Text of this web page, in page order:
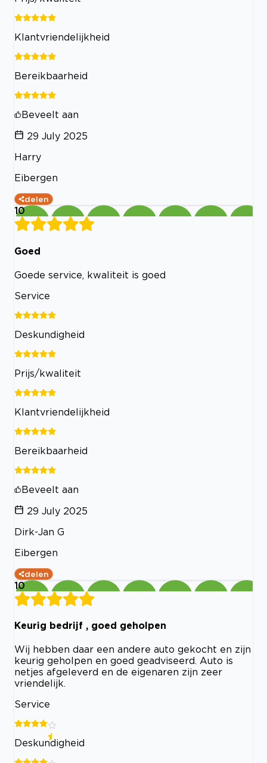
Klantvriendelijkheid
Bereikbaarheid
Beveelt aan
29 July 2025
Harry
Eibergen
delen
10
Goed
Goede service, kwaliteit is goed
Service
Deskundigheid
Prijs/kwaliteit
Klantvriendelijkheid
Bereikbaarheid
Beveelt aan
29 July 2025
Dirk-Jan G
Eibergen
delen
10
Keurig bedrijf , goed geholpen
Wij hebben daar een andere auto gekocht en zijn
keurig geholpen en goed geadviseerd. Auto is
netjes afgeleverd en de eigenaren zijn zeer
vriendelijk.
Service
Deskundigheid